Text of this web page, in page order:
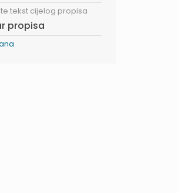
tekst cijelog propisa
propisa